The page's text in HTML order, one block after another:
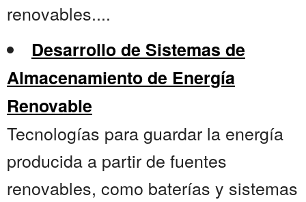
renovables....
Desarrollo de Sistemas de
Almacenamiento de Energía
Renovable
Tecnologías para guardar la energía
producida a partir de fuentes
renovables, como baterías y sistemas